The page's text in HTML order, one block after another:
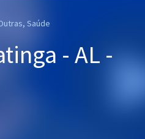
Saúde
- AL -